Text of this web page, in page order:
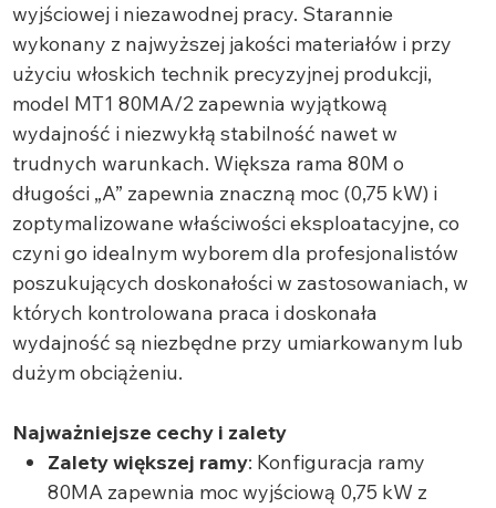
wyjściowej i niezawodnej pracy. Starannie
wykonany z najwyższej jakości materiałów i przy
użyciu włoskich technik precyzyjnej produkcji,
model MT1 80MA/2 zapewnia wyjątkową
wydajność i niezwykłą stabilność nawet w
trudnych warunkach. Większa rama 80M o
długości „A” zapewnia znaczną moc (0,75 kW) i
zoptymalizowane właściwości eksploatacyjne, co
czyni go idealnym wyborem dla profesjonalistów
poszukujących doskonałości w zastosowaniach, w
których kontrolowana praca i doskonała
wydajność są niezbędne przy umiarkowanym lub
dużym obciążeniu.
Najważniejsze cechy i zalety
Zalety większej ramy: Konfiguracja ramy
80MA zapewnia moc wyjściową 0,75 kW z